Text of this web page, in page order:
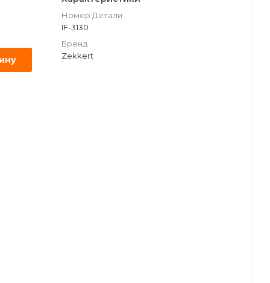
Номер Детали
IF-3130
Бренд
Zekkert